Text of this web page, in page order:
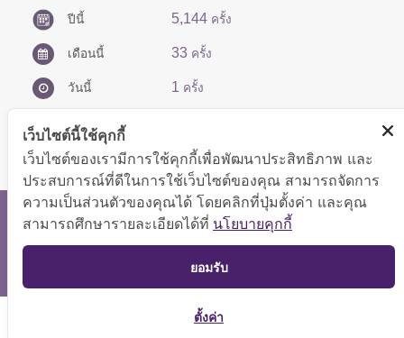
ปีนี้ 5,144 ครั้ง
เดือนนี้ 33 ครั้ง
วันนี้ 1 ครั้ง
สงวนลิขสิทธิ์ © 2566 กองบริหารการคลัง
แสดงผลได้ดีที่ขนาดหน้าจอ 1024x768 pixel
แผนผังเว็บไซต์
TOP
เว็บไซต์นี้ใช้คุกกี้
เว็บไซต์ของเรามีการใช้คุกกี้เพื่อพัฒนาประสิทธิภาพ และ
ประสบการณ์ที่ดีในการใช้เว็บไซต์ของคุณ สามารถจัดการ
ความเป็นส่วนตัวของคุณได้ โดยคลิกที่ปุ่มตั้งค่า และคุณ
สามารถศึกษารายละเอียดได้ที่ นโยบายคุกกี้
ยอมรับ
ตั้งค่า